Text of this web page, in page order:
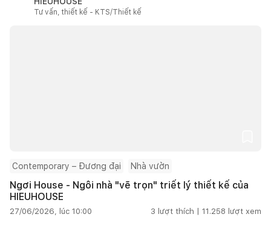
Tư vấn, thiết kế - KTS/Thiết kế
Contemporary – Đương đại Nhà vườn
Ngơi House - Ngôi nhà "vẽ trọn" triết lý thiết kế của
HIEUHOUSE
27/06/2026, lúc 10:00 3 lượt thích | 11.258 lượt xem